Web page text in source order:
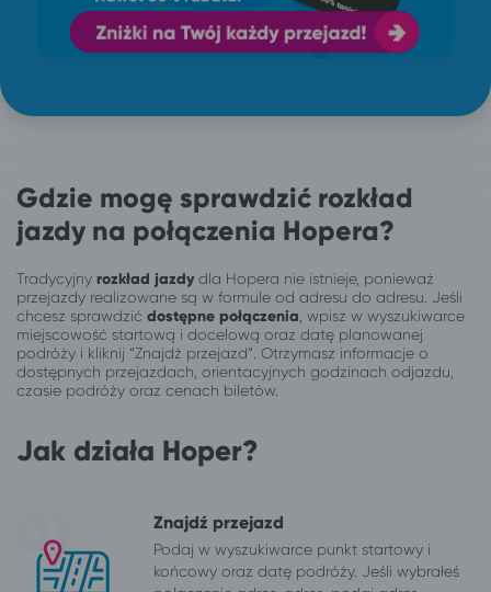
Gdzie mogę sprawdzić rozkład
jazdy na połączenia Hopera?
Tradycyjny rozkład jazdydla Hopera nie istnieje, ponieważ
przejazdy realizowane są w formule od adresu do adresu. Jeśli
chcesz sprawdzić dostępne połączenia , wpisz w wyszukiwarce
miejscowość startową i docelową oraz datę planowanej
podróży i kliknij “Znajdź przejazd”. Otrzymasz informacje o
dostępnych przejazdach, orientacyjnych godzinach odjazdu,
czasie podróży oraz cenach biletów.
Jak działa Hoper?
Znajdź przejazd
Podaj w wyszukiwarce punkt startowy i
końcowy oraz datę podróży. Jeśli wybrałeś